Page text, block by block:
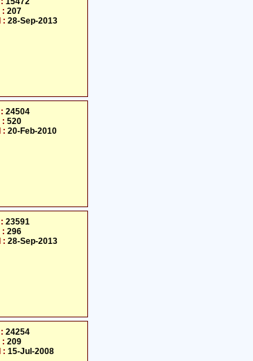
: 207
: 28-Sep-2013
24504
: 520
: 20-Feb-2010
23591
: 296
: 28-Sep-2013
24254
: 209
: 15-Jul-2008